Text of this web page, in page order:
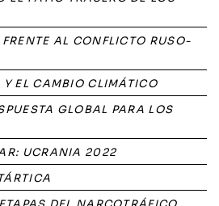
AL CONFLICTO RUSO-
EL CAMBIO CLIMÁTICO
GLOBAL PARA LOS
UCRANIA 2022